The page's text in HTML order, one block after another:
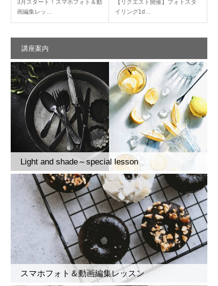
3月スタート！スマホフォト＆動
画編集レッ…
【リクエスト開催】フォトスタ
イリング1d…
講座案内
Light and shade～special lesson
スマホフォト＆動画編集レッスン